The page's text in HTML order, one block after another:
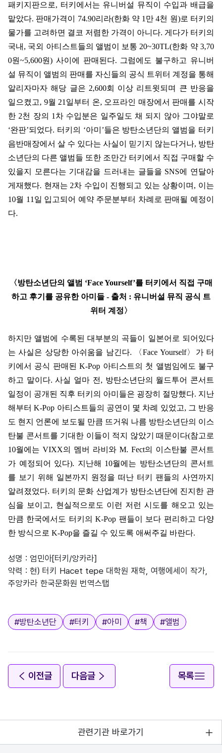
패키지판으로, 터키에서는 유니버설 뮤직이 수입과 배급을
맡았다. 판매가격이 74.90리라(한화 약 1 만4천 원)로 터키의
물가를 고려하면 결코 저렴한 가격이 아니다. 게다가 터키의
국내 , 국외 아티스트들의 앨범이 보통 20~30TL(한화 약3,70
0원~5,600원) 사이에 판매된다. 그럼에도 불구하고 유니버
설 뮤직이 앨범의 판매를 자신들의 공식 트위터 계정을 통해
알리자마자 해당 글은 2,600회 이상 리트윗되며 큰 반응을
일으켰고, 9월 21 일부터 온, 오프라인 매장에서 판매를 시작
한 2천 장의 1 차 수입분은 일주일도 채 되지 않아 그야말로
‘완판’되었다. 터키의 ‘아미 ’들은 방탄소년단의 앨범을 터키
음반매장에서 살 수 있다는 사실이 믿기지 않는다거나, 방탄
소년단의 다른 앨범들 또한 조만간 터키에서 직접 구매할 수
있을지 모른다는 기대감을 드러내는 글들을 SNS에 연달아
게재했다. 현재는 2차 수입이 진행되고 있는 상황이며 , 이는
10월 11 일 입고되어 예약 주문분부터 차례로 판매될 예정이
다.
〈방탄소년단의 앨범 ‘Face Yourself’를 터키에서 직접 구매
하고 후기를 공유한 아미들 - 출처 : 유니버설 뮤직 공식 트
위터 계정〉
하지만 앨범에 수록된 대부분의 곡들이 일본어로 되어있다
는 사실은 상당한 아쉬움을 남긴다. 〈Face Yourself〉 가 터
키에서 공식 판매된K-Pop 아티스트의 첫 앨범임에도 불구
하고 말이다.사실 얼마 전 , 방탄소년단의 월드투어 콘서트
일정이 공개된 직후 터키의 아미들은 굉장히 절망했다. 지난
해부터K-Pop 아티스트들의 공연이 몇 차례 있었고, 그 반응
도 현지 언론에 보도될 만큼 뜨거워 나름 방탄소년단의 이스
탄불 콘서트를 기대한 이들이 적지 않았기 때문이다(참고로
10월에는 VIXX의 멤버 라비와 M. Fect의 이스탄불 콘서트
가 예정되어 있다). 지난해 10월에는 방탄소년단의 콘서트
를 보기 위해 일본까지 원정을 떠난 터키 팬들의 사연까지
알려졌었다. 터키의 문화 산업계가 방탄소년단에 진지한 관
심을 보이고, 현실적으로도 이런 저런 시도를 해오고 있는
만큼 한국에서도 터키의K-Pop 팬들이 보다 편리하고 다양
한 방식으로 K-Pop을 즐길 수 있도록 애써주길 바란다.
성명 : 엄민아[터키/앙카라]
약력 : 현) 터키 Hacet tepe 대학원 재학, 여행에세이 작가,
주앙카라 한국문화원 번역스탭
태그
#방탄소년단 #터키 #아미 #책 #앨범
이전글 다음글 목록
관련기관 바로가기